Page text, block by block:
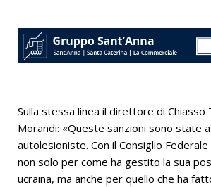
Sulla stessa linea il direttore di Chiasso
Morandi: «Queste sanzioni sono state
autolesioniste. Con il Consiglio
non solo per come ha gestito la sua
ucraina, ma anche per quello che ha